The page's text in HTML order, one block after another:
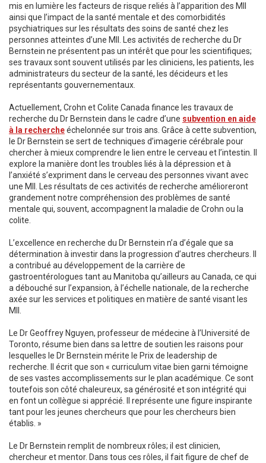
mis en lumière les facteurs de risque reliés à l’apparition des MII
ainsi que l’impact de la santé mentale et des comorbidités
psychiatriques sur les résultats des soins de santé chez les
personnes atteintes d’une MII. Les activités de recherche du Dr
Bernstein ne présentent pas un intérêt que pour les scientifiques;
ses travaux sont souvent utilisés par les cliniciens, les patients, les
administrateurs du secteur de la santé, les décideurs et les
représentants gouvernementaux.
Actuellement, Crohn et Colite Canada finance les travaux de
recherche du Dr Bernstein dans le cadre d’une subvention en aide
à la rechercheéchelonnée sur trois ans. Grâce à cette subvention,
le Dr Bernstein se sert de techniques d’imagerie cérébrale pour
chercher à mieux comprendre le lien entre le cerveau et l’intestin. Il
explore la manière dont les troubles liés à la dépression et à
l’anxiété s’expriment dans le cerveau des personnes vivant avec
une MII. Les résultats de ces activités de recherche amélioreront
grandement notre compréhension des problèmes de santé
mentale qui, souvent, accompagnent la maladie de Crohn ou la
colite.
L’excellence en recherche du Dr Bernstein n’a d’égale que sa
détermination à investir dans la progression d’autres chercheurs. Il
a contribué au développement de la carrière de
gastroentérologues tant au Manitoba qu’ailleurs au Canada, ce qui
a débouché sur l’expansion, à l’échelle nationale, de la recherche
axée sur les services et politiques en matière de santé visant les
MII.
Le Dr Geoffrey Nguyen, professeur de médecine à l’Université de
Toronto, résume bien dans sa lettre de soutien les raisons pour
lesquelles le Dr Bernstein mérite le Prix de leadership de
recherche. Il écrit que son « curriculum vitae bien garni témoigne
de ses vastes accomplissements sur le plan académique. Ce sont
toutefois son côté chaleureux, sa générosité et son intégrité qui
en font un collègue si apprécié. Il représente une figure inspirante
tant pour les jeunes chercheurs que pour les chercheurs bien
établis. »
Le Dr Bernstein remplit de nombreux rôles; il est clinicien,
chercheur et mentor. Dans tous ces rôles, il fait figure de chef de